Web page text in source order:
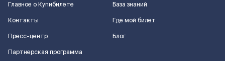
Главное о Купибилете
Контакты
Пресс-центр
Партнерская программа
База знаний
Где мой билет
Блог